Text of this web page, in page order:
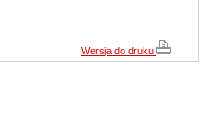
Wersja do druku